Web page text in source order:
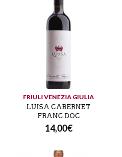
FRIULI VENEZIA GIULIA
LUISA CABERNET
FRANC DOC
14,00€